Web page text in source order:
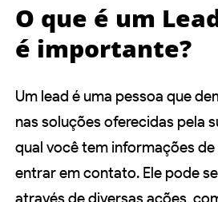
O que é um
é importante?
Um lead é uma pessoa que
nas soluções oferecidas pela
qual você tem informações
entrar em contato. Ele pode
através de diversas ações,